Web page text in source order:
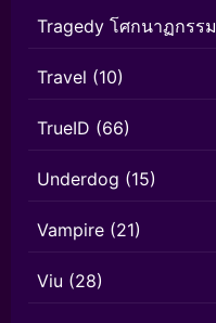
Tragedy โศกนาฏกรรม
Travel (10)
TrueID (66)
Underdog (15)
Vampire (21)
Viu (28)